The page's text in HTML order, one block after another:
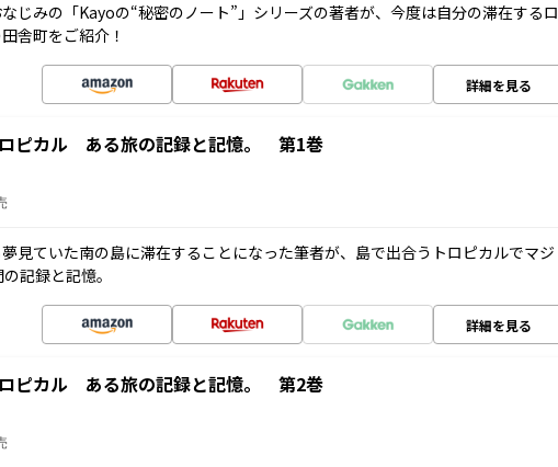
じみの「Kayoの“秘密のノート”」シリーズの著者が、今度は自分の滞在するロ
舎町をご紹介！
詳細を見る
ピカル ある旅の記録と記憶。 第1巻
見ていた南の島に滞在することになった筆者が、島で出合うトロピカルでマジ
記録と記憶。
詳細を見る
ピカル ある旅の記録と記憶。 第2巻